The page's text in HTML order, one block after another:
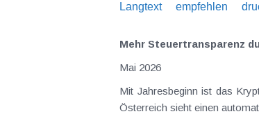
Langtext
empfehlen
Mehr Steuertransparenz
Mai 2026
Mit Jahresbeginn ist das
Österreich sieht einen